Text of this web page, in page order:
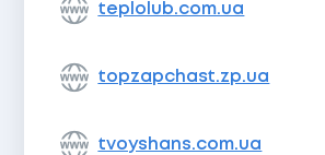
teplolub.com.ua
topzapchast.zp.ua
tvoyshans.com.ua